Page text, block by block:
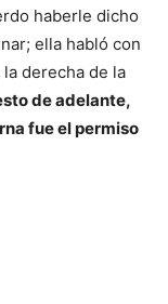
haberle dicho
ella habló con
derecha de la
de adelante,
fue el permiso